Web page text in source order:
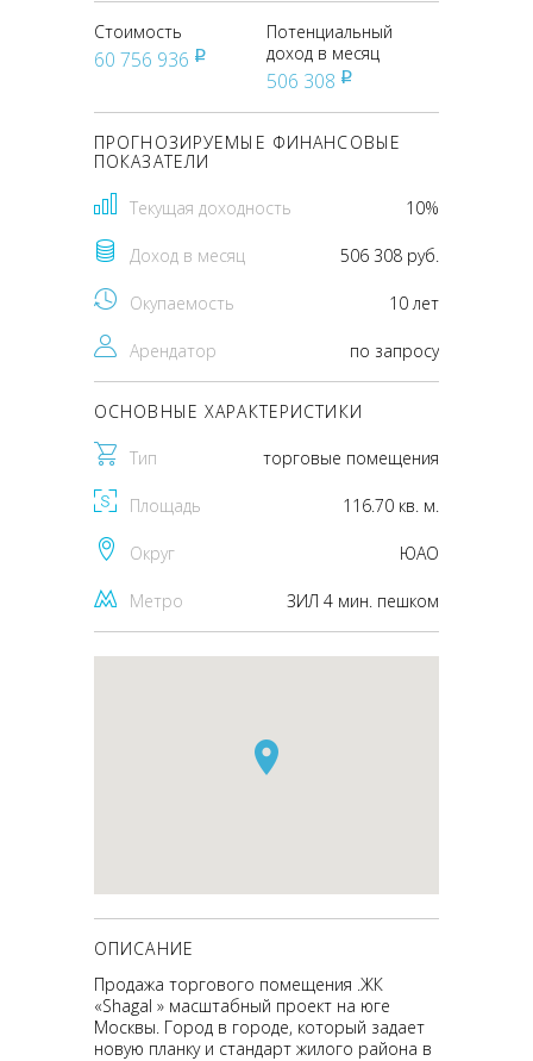
Стоимость
60 756 936 pуб
Потенциальный
доход в месяц
506 308 pуб
ПРОГНОЗИРУЕМЫЕ ФИНАНСОВЫЕ
ПОКАЗАТЕЛИ
Текущая доходность 10%
Доход в месяц 506 308 руб.
Окупаемость 10 лет
Арендатор по запросу
ОСНОВНЫЕ ХАРАКТЕРИСТИКИ
Тип торговые помещения
Площадь 116.70 кв. м.
Округ ЮАО
Метро ЗИЛ 4 мин. пешком
ОПИСАНИЕ
Продажа торгового помещения .ЖК
«Shagal » масштабный проект на юге
Москвы. Город в городе, который задает
новую планку и стандарт жилого района в